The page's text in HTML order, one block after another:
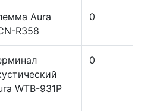
Aura
R358
0
WTB-931P
0